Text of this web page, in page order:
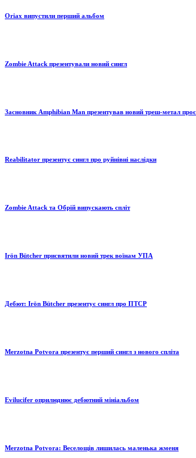
Oriax випустили перший альбом
Zombie Attack презентували новий сингл
Засновник Amphibian Man презентував новий треш-метал
Reabilitator презентує сингл про руйнівні наслідки
Zombie Attack та Обрій випускають спліт
Irön Bütcher присвятили новий трек воїнам УПА
Дебют: Irön Bütcher презентує сингл про ПТСР
Merzotna Potvora презентує перший сингл з нового спліта
Evilucifer оприлюднює дебютний мініальбом
Merzotna Potvora: Веселощів лишилась маленька жменя